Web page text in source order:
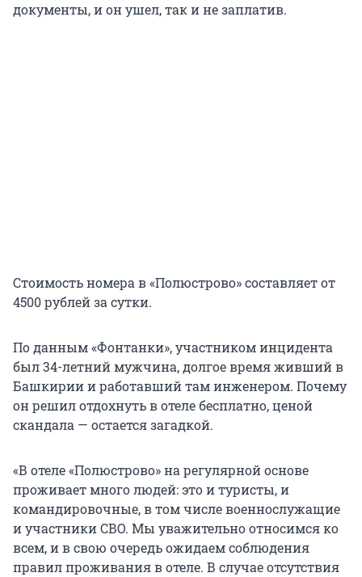
документы, и он ушел, так и не заплатив.
Стоимость номера в «Полюстрово» составляет от
4500 рублей за сутки.
По данным «Фонтанки», участником инцидента
был 34-летний мужчина, долгое время живший в
Башкирии и работавший там инженером. Почему
он решил отдохнуть в отеле бесплатно, ценой
скандала — остается загадкой.
«В отеле «Полюстрово» на регулярной основе
проживает много людей: это и туристы, и
командировочные, в том числе военнослужащие
и участники СВО. Мы уважительно относимся ко
всем, и в свою очередь ожидаем соблюдения
правил проживания в отеле. В случае отсутствия